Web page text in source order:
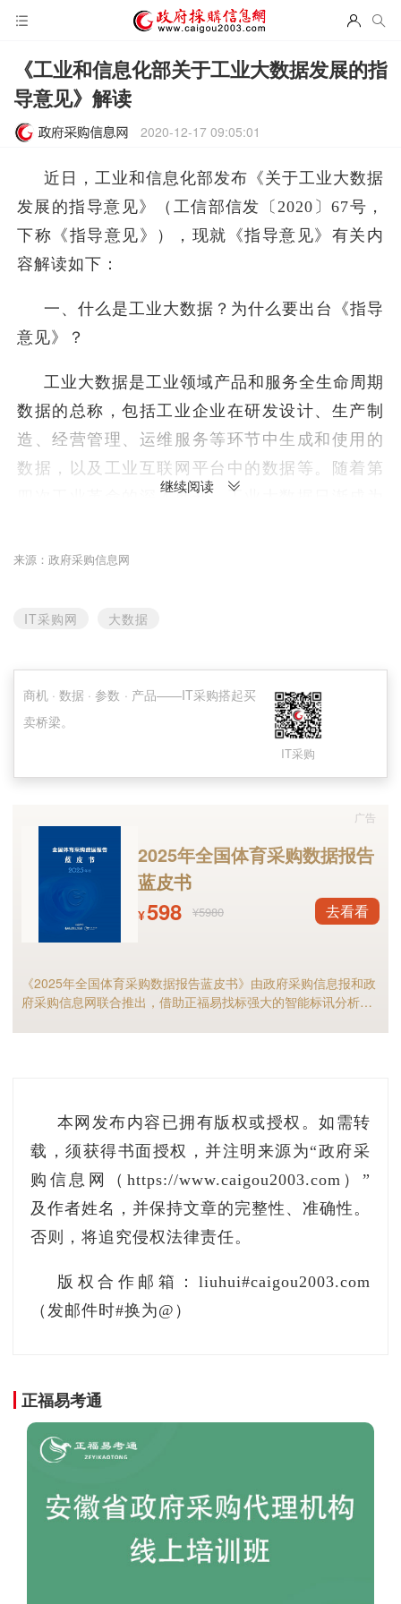
《工业和信息化部关于工业大数据发展的指
导意见》解读
2020-12-17 09:05:01
近日，工业和信息化部发布《关于工业大数据
发展的指导意见》（工信部信发〔2020〕67号，
下称《指导意见》），现就《指导意见》有关内
容解读如下：
一、什么是工业大数据？为什么要出台《指导
意见》？
工业大数据是工业领域产品和服务全生命周期
数据的总称，包括工业企业在研发设计、生产制
造、经营管理、运维服务等环节中生成和使用的
数据，以及工业互联网平台中的数据等。随着第
四次工业革命的深入展开，工业大数据日渐成为
化、网络化、智能化发展的关键生产要素。全球
极发展数据驱动的新型工业发展模式。
动大数据在工业中的应用。习近平总书记指出，
要“构建以数据为关键要素的数字经济”“系统推进
工业互联网基础设施和数据资源管理体系建设，
进制造业”发展工业互联网的指导意见》等政策文
件均提出要促进工业大数据的发展和应用。今年4
月，党中央、国务院印发《关于构建更加完善的
要素市场化配置体制机制的意见》，明确提出要
支持构建工业等领域规范化数据开发利用的场
键步伐，在需求分析、流程优化、预测运维、能
源管理等环节，数据驱动的工业新模式新业态不
断涌现。但相比于互联网服务领域大数据应用的
普及和成熟，工业大数据更加复杂，还面临数据
采集汇聚不全面、流通共享不充分、开发应用不
深化、治理安全短板突出等问题，总体上仍处于
探索和起步阶段，亟待拓展和深化。
入纵深发展阶段，迎来快速发展的机遇期，全球
工业大数据的竞争也将变得更为激烈。立足当
前、着眼未来，制定出台《指导意见》意义重
大。一是贯彻落实党中央、国务院工作部署的重
要举措；二是有利于加快工业数字化转型进程；
三是有利于凝聚各方共识，构建协同推进的工作
继续阅读
来源：政府采购信息网
IT采购网 大数据
商机 · 数据 · 参数 · 产品——IT采购搭起买
卖桥梁。
IT采购
2025年全国体育采购数据报告
蓝皮书
¥598 ¥5980 去看看
《2025年全国体育采购数据报告蓝皮书》由政府采购信息报和政
府采购信息网联合推出，借助正福易找标强大的智能标讯分析能
广告
本网发布内容已拥有版权或授权。如需转
载，须获得书面授权，并注明来源为“政府采
购信息网（https://www.caigou2003.com）”
及作者姓名，并保持文章的完整性、准确性。
否则，将追究侵权法律责任。
版权合作邮箱：liuhui#caigou2003.com
（发邮件时#换为@）
正福易考通